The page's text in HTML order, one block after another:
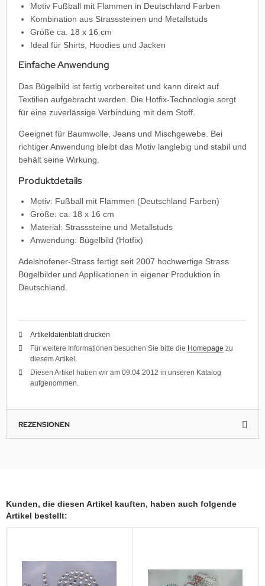
Motiv Fußball mit Flammen in Deutschland Farben
Kombination aus Strasssteinen und Metallstuds
Größe ca. 18 x 16 cm
Ideal für Shirts, Hoodies und Jacken
Einfache Anwendung
Das Bügelbild ist fertig vorbereitet und kann direkt auf
Textilien aufgebracht werden. Die Hotfix-Technologie sorgt
für eine zuverlässige Verbindung mit dem Stoff.
Geeignet für Baumwolle, Jeans und Mischgewebe. Bei
richtiger Anwendung bleibt das Motiv langlebig und stabil und
behält seine Wirkung.
Produktdetails
Motiv: Fußball mit Flammen (Deutschland Farben)
Größe: ca. 18 x 16 cm
Material: Strasssteine und Metallstuds
Anwendung: Bügelbild (Hotfix)
Adelshofener-Strass fertigt seit 2007 hochwertige Strass
Bügelbilder und Applikationen in eigener Produktion in
Deutschland.
Artikeldatenblatt drucken
Für weitere Informationen besuchen Sie bitte die Homepage zu
diesem Artikel.
Diesen Artikel haben wir am 09.04.2012 in unseren Katalog
aufgenommen.
REZENSIONEN
Kunden, die diesen Artikel kauften, haben auch folgende
Artikel bestellt: